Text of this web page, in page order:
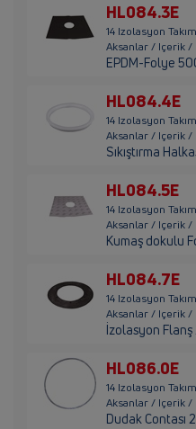
HL084.3E
14 Izolasyon
Aksanlar / Içerik /
EPDM-Folye
HL084.4E
14 Izolasyon
Aksanlar / Içerik /
Sıkıştırma
HL084.5E
14 Izolasyon
Aksanlar / Içerik /
Kumaş dokulu
HL084.7E
14 Izolasyon
Aksanlar / Içerik /
İzolasyon
HL086.0E
14 Izolasyon
Aksanlar / Içerik /
Dudak Contası